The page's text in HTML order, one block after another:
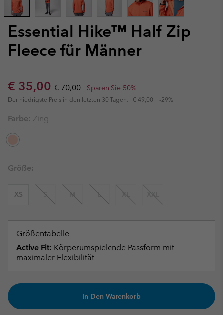
Essential Hike™ Half Zip
Fleece für Männer
Sale price:
€ 35,00 Regular price:
€ 70,00 Sparen Sie 50%
Der niedrigste Preis in den letzten 30 Tagen: € 49,00 -29%
Farbe: Zing
Größe:
XS S M L XL XXL
Größentabelle
Active Fit: Körperumspielende Passform mit
maximaler Flexibilität
In Den Warenkorb